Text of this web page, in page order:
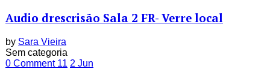
Audio drescrisão Sala 2 FR- Verre local
by Sara Vieira
Sem categoria
0 Comment 11 2 Jun